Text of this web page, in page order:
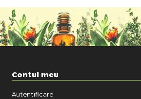
Contul meu
Autentificare